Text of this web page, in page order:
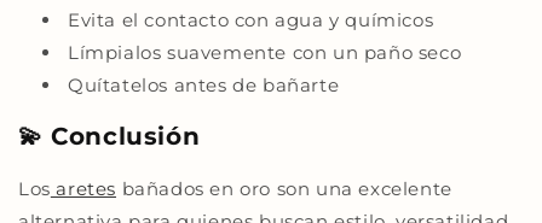
Evita el contacto con agua y químicos
Límpialos suavemente con un paño seco
Quítatelos antes de bañarte
💫 Conclusión
Los aretes bañados en oro son una excelente